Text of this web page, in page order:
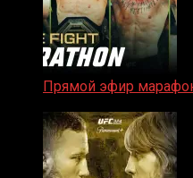
Прямой эфир